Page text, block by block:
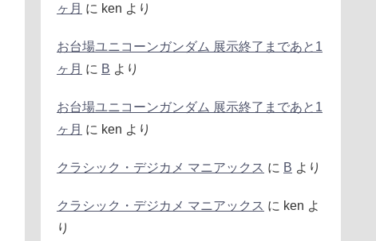
ヶ月 に ken より
お台場ユニコーンガンダム 展示終了まであと1
ヶ月 に B より
お台場ユニコーンガンダム 展示終了まであと1
ヶ月 に ken より
クラシック・デジカメ マニアックス に B より
クラシック・デジカメ マニアックス に ken よ
り